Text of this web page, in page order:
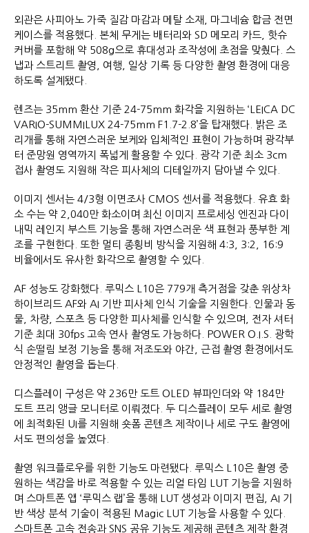
외관은 사피아노 가죽 질감 마감과 메탈 소재, 마그네슘 합금 전면
케이스를 적용했다. 본체 무게는 배터리와 SD 메모리 카드, 핫슈
커버를 포함해 약 508g으로 휴대성과 조작성에 초점을 맞췄다. 스
냅과 스트리트 촬영, 여행, 일상 기록 등 다양한 촬영 환경에 대응
하도록 설계됐다.
렌즈는 35mm 환산 기준 24-75mm 화각을 지원하는 ‘LEICA DC
VARIO-SUMMILUX 24-75mm F1.7-2.8’을 탑재했다. 밝은 조
리개를 통해 자연스러운 보케와 입체적인 표현이 가능하며 광각부
터 준망원 영역까지 폭넓게 활용할 수 있다. 광각 기준 최소 3cm
접사 촬영도 지원해 작은 피사체의 디테일까지 담아낼 수 있다.
이미지 센서는 4/3형 이면조사 CMOS 센서를 적용했다. 유효 화
소 수는 약 2,040만 화소이며 최신 이미지 프로세싱 엔진과 다이
내믹 레인지 부스트 기능을 통해 자연스러운 색 표현과 풍부한 계
조를 구현한다. 또한 멀티 종횡비 방식을 지원해 4:3, 3:2, 16:9
비율에서도 유사한 화각으로 촬영할 수 있다.
AF 성능도 강화했다. 루믹스 L10은 779개 측거점을 갖춘 위상차
하이브리드 AF와 AI 기반 피사체 인식 기술을 지원한다. 인물과 동
물, 차량, 스포츠 등 다양한 피사체를 인식할 수 있으며, 전자 셔터
기준 최대 30fps 고속 연사 촬영도 가능하다. POWER O.I.S. 광학
식 손떨림 보정 기능을 통해 저조도와 야간, 근접 촬영 환경에서도
안정적인 촬영을 돕는다.
디스플레이 구성은 약 236만 도트 OLED 뷰파인더와 약 184만
도트 프리 앵글 모니터로 이뤄졌다. 두 디스플레이 모두 세로 촬영
에 최적화된 UI를 지원해 숏폼 콘텐츠 제작이나 세로 구도 촬영에
서도 편의성을 높였다.
촬영 워크플로우를 위한 기능도 마련됐다. 루믹스 L10은 촬영 중
원하는 색감을 바로 적용할 수 있는 리얼 타임 LUT 기능을 지원하
며 스마트폰 앱 ‘루믹스 랩’을 통해 LUT 생성과 이미지 편집, AI 기
반 색상 분석 기술이 적용된 Magic LUT 기능을 사용할 수 있다.
스마트폰 고속 전송과 SNS 공유 기능도 제공해 콘텐츠 제작 환경